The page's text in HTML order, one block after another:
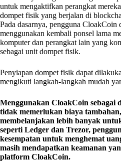
untuk mengaktifkan perangkat
dompet fisik yang berjalan di
Pada dasarnya, pengguna CloakCoin
menggunakan kembali ponsel lama
komputer dan perangkat lain yang
sebagai unit dompet fisik.
Penyiapan dompet fisik dapat
mengikuti langkah-langkah mudah
Menggunakan CloakCoin sebagai
tidak memerlukan biaya
membelanjakan lebih banyak
seperti Ledger dan Trezor,
kesempatan untuk menghemat
masih mendapatkan keamanan
platform CloakCoin.